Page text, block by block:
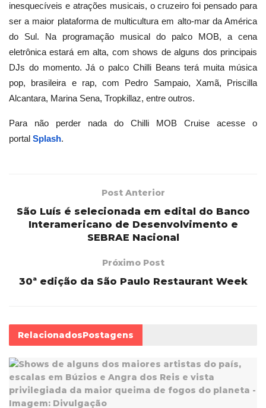
inesquecíveis e atrações musicais, o cruzeiro foi pensado para
ser a maior plataforma de multicultura em alto-mar da América
do Sul. Na programação musical do palco MOB, a cena
eletrônica estará em alta, com shows de alguns dos principais
DJs do momento. Já o palco Chilli Beans terá muita música
pop, brasileira e rap, com Pedro Sampaio, Xamã, Priscilla
Alcantara, Marina Sena, Tropkillaz, entre outros.
Para não perder nada do Chilli MOB Cruise acesse o
portal Splash.
Post Anterior
São Luís é selecionada em edital do Banco
Interamericano de Desenvolvimento e
SEBRAE Nacional
Próximo Post
30ª edição da São Paulo Restaurant Week
RelacionadosPostagens